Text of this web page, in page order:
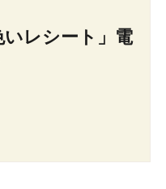
いレシート」電